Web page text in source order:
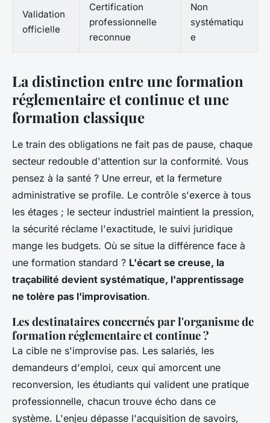
Validation
officielle
Certification
professionnelle
reconnue
Non
systématiqu
e
La distinction entre une formation
réglementaire et continue et une
formation classique
Le train des obligations ne fait pas de pause, chaque
secteur redouble d'attention sur la conformité. Vous
pensez à la santé ? Une erreur, et la fermeture
administrative se profile. Le contrôle s'exerce à tous
les étages ; le secteur industriel maintient la pression,
la sécurité réclame l'exactitude, le suivi juridique
mange les budgets. Où se situe la différence face à
une formation standard ? L'écart se creuse, la
traçabilité devient systématique, l'apprentissage
ne tolère pas l'improvisation.
Les destinataires concernés par l'organisme de
formation réglementaire et continue ?
La cible ne s'improvise pas. Les salariés, les
demandeurs d'emploi, ceux qui amorcent une
reconversion, les étudiants qui valident une pratique
professionnelle, chacun trouve écho dans ce
système. L'enjeu dépasse l'acquisition de savoirs,